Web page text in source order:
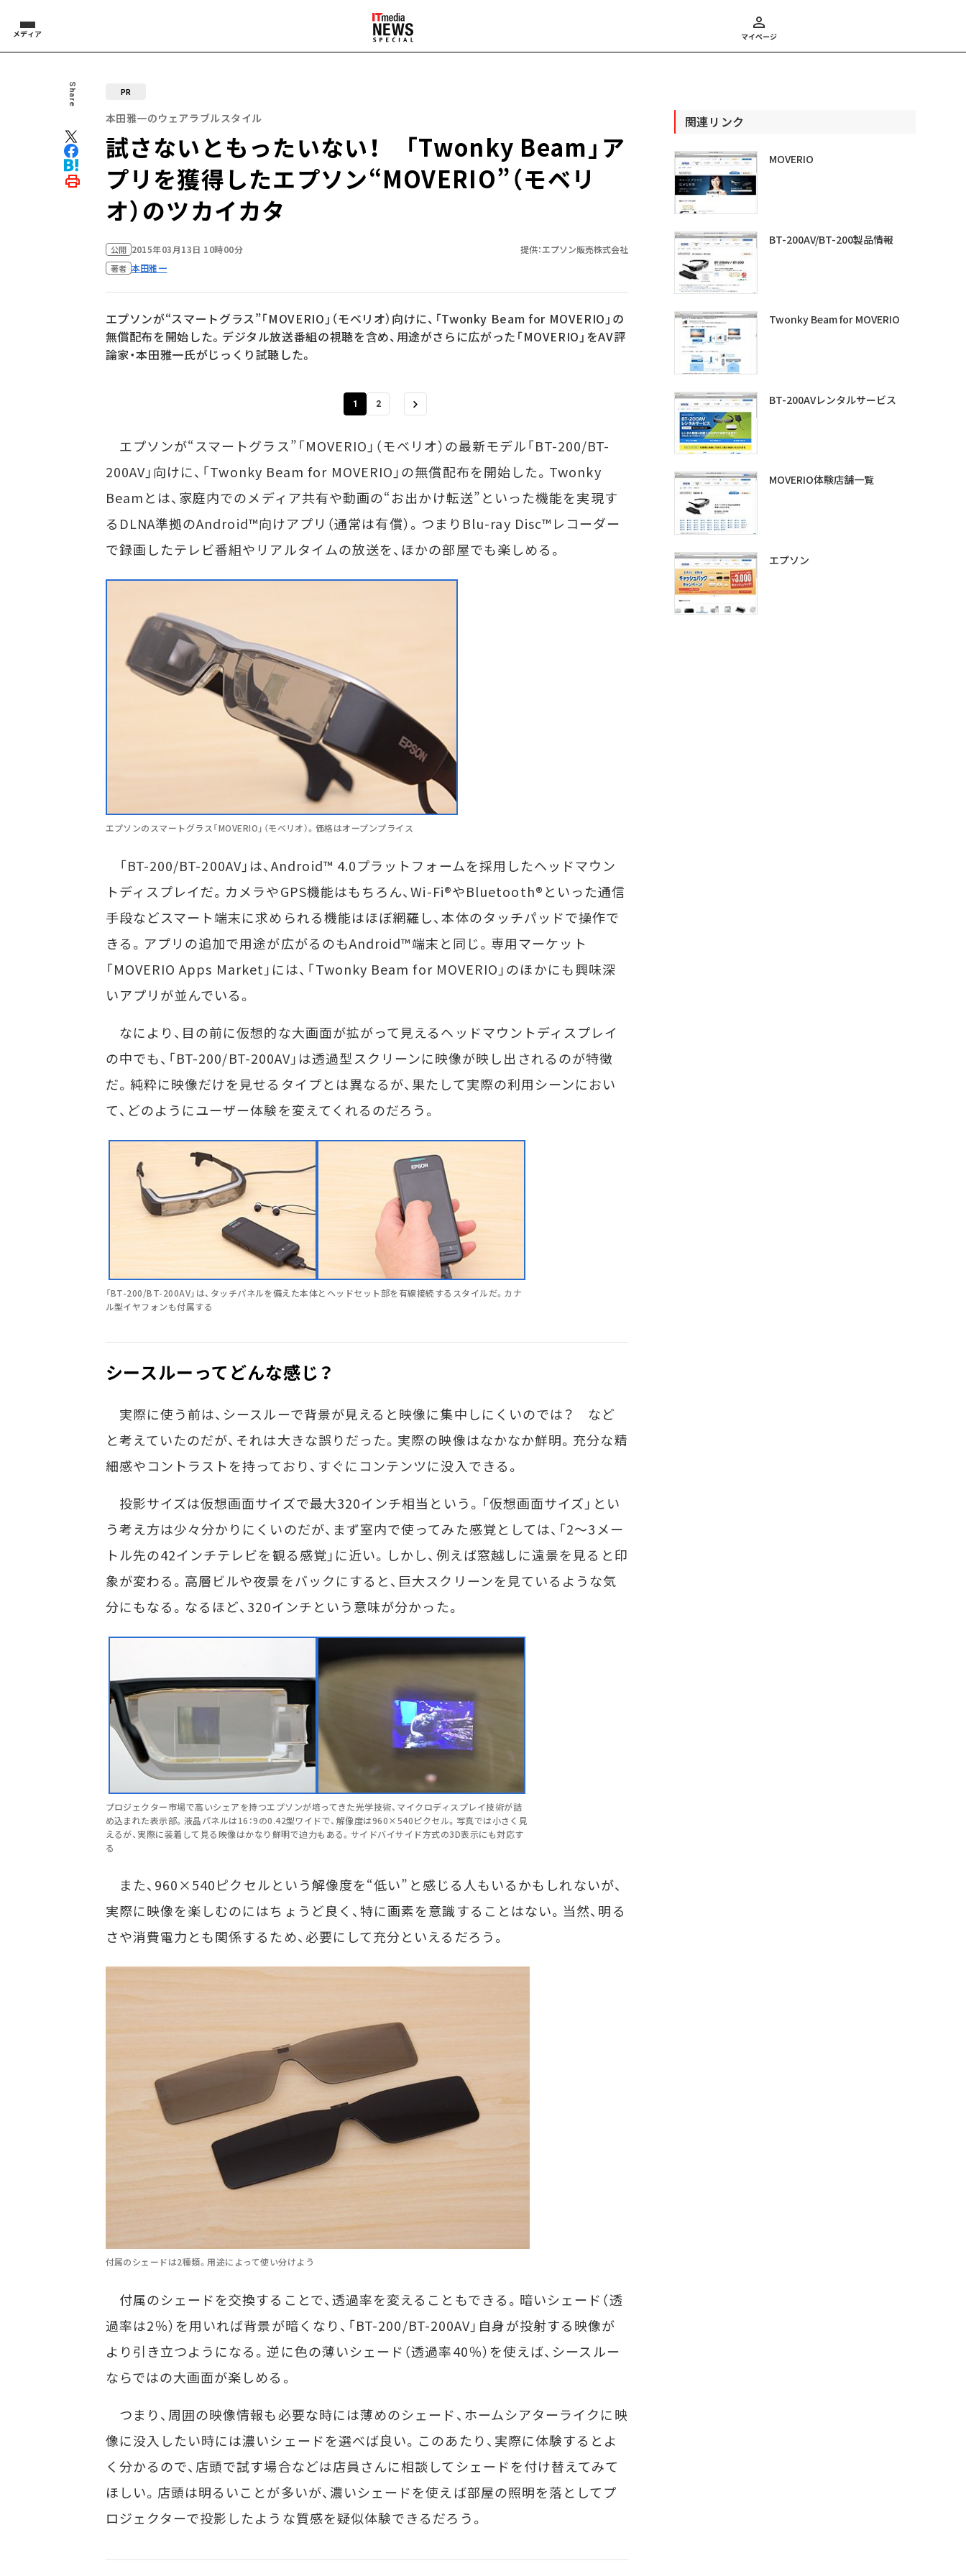
メディア マイページ
Share PR
本田雅一のウェアラブルスタイル
試さないともったいない！ 「Twonky Beam」ア
プリを獲得したエプソン“MOVERIO”（モベリ
オ）のツカイカタ
公開 2015年03月13日 10時00分 提供：エプソン販売株式会社
著者 本田雅一
エプソンが“スマートグラス”「MOVERIO」（モベリオ）向けに、「Twonky Beam for MOVERIO」の
無償配布を開始した。デジタル放送番組の視聴を含め、用途がさらに広がった「MOVERIO」をAV評
論家・本田雅一氏がじっくり試聴した。
1 2
エプソンが“スマートグラス”「MOVERIO」（モベリオ）の最新モデル「BT-200/BT-
200AV」向けに、「Twonky Beam for MOVERIO」の無償配布を開始した。Twonky
Beamとは、家庭内でのメディア共有や動画の“お出かけ転送”といった機能を実現す
るDLNA準拠のAndroid™向けアプリ（通常は有償）。つまりBlu-ray Disc™レコーダー
で録画したテレビ番組やリアルタイムの放送を、ほかの部屋でも楽しめる。
エプソンのスマートグラス「MOVERIO」（モベリオ）。価格はオープンプライス
「BT-200/BT-200AV」は、Android™ 4.0プラットフォームを採用したヘッドマウン
トディスプレイだ。カメラやGPS機能はもちろん、Wi-Fi®やBluetooth®といった通信
手段などスマート端末に求められる機能はほぼ網羅し、本体のタッチパッドで操作で
きる。アプリの追加で用途が広がるのもAndroid™端末と同じ。専用マーケット
「MOVERIO Apps Market」には、「Twonky Beam for MOVERIO」のほかにも興味深
いアプリが並んでいる。
なにより、目の前に仮想的な大画面が拡がって見えるヘッドマウントディスプレイ
の中でも、「BT-200/BT-200AV」は透過型スクリーンに映像が映し出されるのが特徴
だ。純粋に映像だけを見せるタイプとは異なるが、果たして実際の利用シーンにおい
て、どのようにユーザー体験を変えてくれるのだろう。
「BT-200/BT-200AV」は、タッチパネルを備えた本体とヘッドセット部を有線接続するスタイルだ。カナ
ル型イヤフォンも付属する
シースルーってどんな感じ？
実際に使う前は、シースルーで背景が見えると映像に集中しにくいのでは？ など
と考えていたのだが、それは大きな誤りだった。実際の映像はなかなか鮮明。充分な精
細感やコントラストを持っており、すぐにコンテンツに没入できる。
投影サイズは仮想画面サイズで最大320インチ相当という。「仮想画面サイズ」とい
う考え方は少々分かりにくいのだが、まず室内で使ってみた感覚としては、「2～3メー
トル先の42インチテレビを観る感覚」に近い。しかし、例えば窓越しに遠景を見ると印
象が変わる。高層ビルや夜景をバックにすると、巨大スクリーンを見ているような気
分にもなる。なるほど、320インチという意味が分かった。
プロジェクター市場で高いシェアを持つエプソンが培ってきた光学技術、マイクロディスプレイ技術が詰
め込まれた表示部。液晶パネルは16：9の0.42型ワイドで、解像度は960×540ピクセル。写真では小さく見
えるが、実際に装着して見る映像はかなり鮮明で迫力もある。サイドバイサイド方式の3D表示にも対応す
る
また、960×540ピクセルという解像度を“低い”と感じる人もいるかもしれないが、
実際に映像を楽しむのにはちょうど良く、特に画素を意識することはない。当然、明る
さや消費電力とも関係するため、必要にして充分といえるだろう。
付属のシェードは2種類。用途によって使い分けよう
付属のシェードを交換することで、透過率を変えることもできる。暗いシェード（透
過率は2％）を用いれば背景が暗くなり、「BT-200/BT-200AV」自身が投射する映像が
より引き立つようになる。逆に色の薄いシェード（透過率40％）を使えば、シースルー
ならではの大画面が楽しめる。
つまり、周囲の映像情報も必要な時には薄めのシェード、ホームシアターライクに映
像に没入したい時には濃いシェードを選べば良い。このあたり、実際に体験するとよ
く分かるので、店頭で試す場合などは店員さんに相談してシェードを付け替えてみて
ほしい。店頭は明るいことが多いが、濃いシェードを使えば部屋の照明を落としてプ
ロジェクターで投影したような質感を疑似体験できるだろう。
関連リンク
MOVERIO
BT-200AV/BT-200製品情報
Twonky Beam for MOVERIO
BT-200AVレンタルサービス
MOVERIO体験店舗一覧
エプソン